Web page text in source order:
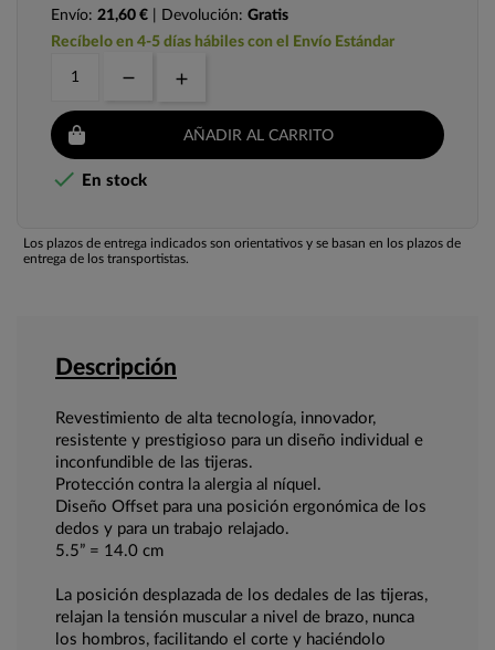
Envío: 21,60 € | Devolución: Gratis
Recíbelo en 4-5 días hábiles con el Envío Estándar
AÑADIR AL CARRITO
 En stock
Los plazos de entrega indicados son orientativos y se basan en los plazos de
entrega de los transportistas.
Descripción
Revestimiento de alta tecnología, innovador,
resistente y prestigioso para un diseño individual e
inconfundible de las tijeras.
Protección contra la alergia al níquel.
Diseño Offset para una posición ergonómica de los
dedos y para un trabajo relajado.
5.5” = 14.0 cm
La posición desplazada de los dedales de las tijeras,
relajan la tensión muscular a nivel de brazo, nunca
los hombros, facilitando el corte y haciéndolo